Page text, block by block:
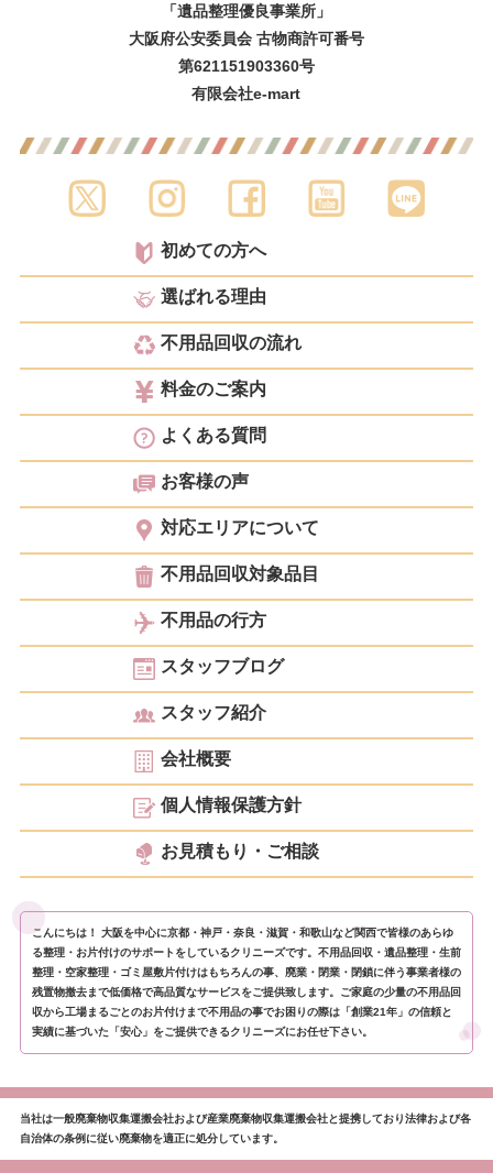
「遺品整理優良事業所」
大阪府公安委員会 古物商許可番号
第621151903360号
有限会社e-mart
初めての方へ
選ばれる理由
不用品回収の流れ
料金のご案内
よくある質問
お客様の声
対応エリアについて
不用品回収対象品目
不用品の行方
スタッフブログ
スタッフ紹介
会社概要
個人情報保護方針
お見積もり・ご相談
こんにちは！ 大阪を中心に京都・神戸・奈良・滋賀・和歌山など関西で皆様のあらゆ
る整理・お片付けのサポートをしているクリニーズです。不用品回収・遺品整理・生前
整理・空家整理・ゴミ屋敷片付けはもちろんの事、廃業・閉業・閉鎖に伴う事業者様の
残置物撤去まで低価格で高品質なサービスをご提供致します。ご家庭の少量の不用品回
収から工場まるごとのお片付けまで不用品の事でお困りの際は「創業21年」の信頼と
実績に基づいた「安心」をご提供できるクリニーズにお任せ下さい。
当社は一般廃棄物収集運搬会社および産業廃棄物収集運搬会社と提携しており法律および各
自治体の条例に従い廃棄物を適正に処分しています。